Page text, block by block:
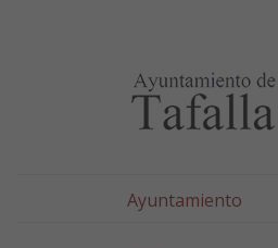
Ayuntamiento